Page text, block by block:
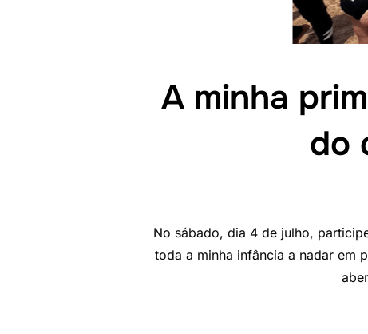
A minha
do
No sábado, dia 4 de julho,
toda a minha infância a nadar em